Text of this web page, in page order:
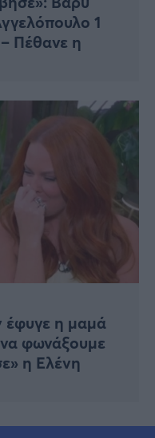
1
Πέθανε η
έφυγε η μαμά
φωνάξουμε
η Ελένη